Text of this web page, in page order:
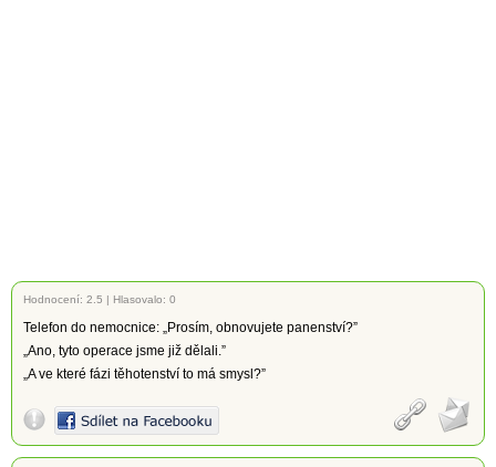
Hodnocení: 2.5 | Hlasovalo: 0
Telefon do nemocnice: „Prosím, obnovujete panenství?”
„Ano, tyto operace jsme již dělali.”
„A ve které fázi těhotenství to má smysl?”